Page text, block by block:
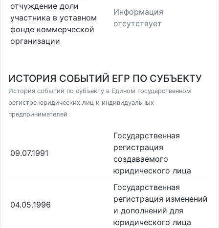
отчуждение доли
участника в уставном
фонде коммерческой
организации
Информация
отсутствует
ИСТОРИЯ СОБЫТИЙ ЕГР ПО СУБЪЕКТУ
История событий по субъекту в Едином государственном
регистре юридических лиц и индивидуальных
предпринимателей
09.07.1991
Государственная
регистрация
создаваемого
юридического лица
04.05.1996
Государственная
регистрация изменений
и дополнений для
юридического лица